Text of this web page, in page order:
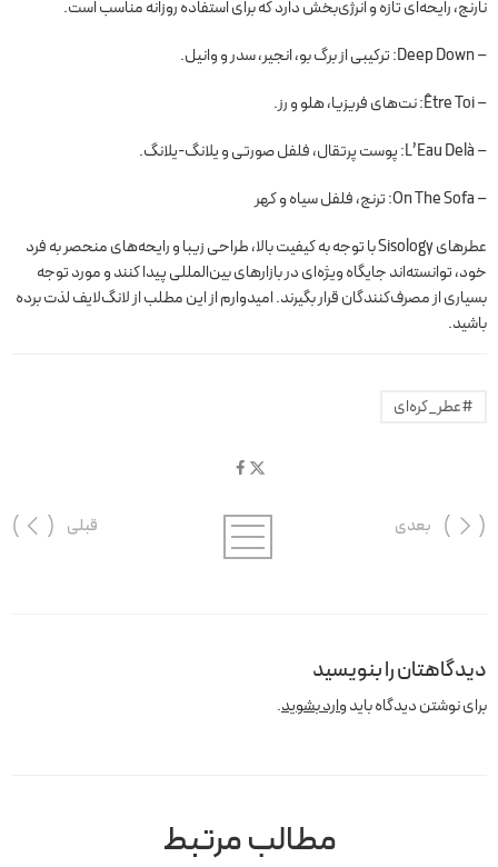
نارنج، رایحه‌ای تازه و انرژی‌بخش دارد که برای استفاده روزانه مناسب است.
– Deep Down: ترکیبی از برگ بو، انجیر، سدر و وانیل.
– Être Toi: نت‌های فریزیا، هلو و رز.
– L’Eau Delà: پوست پرتقال، فلفل صورتی و یلانگ-یلانگ.
– On The Sofa: ترنج، فلفل سیاه و کهر
عطرهای Sisology با توجه به کیفیت بالا، طراحی زیبا و رایحه‌های منحصر به فرد
خود، توانسته‌اند جایگاه ویژه‌ای در بازارهای بین‌المللی پیدا کنند و مورد توجه
بسیاری از مصرف‌کنندگان قرار بگیرند. امیدوارم از این مطلب از لانگ‌لایف لذت برده
باشید.
#عطر_کره‌ای
قبلی بعدی
دیدگاهتان را بنویسید
برای نوشتن دیدگاه بایدوارد بشوید.
مطالب مرتبط